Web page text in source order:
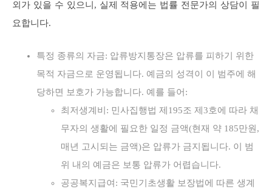
외가 있을 수 있으니, 실제 적용에는 법률 전문가의 상담이 필
요합니다.
특정 종류의 자금: 압류방지통장은 압류를 피하기 위한
목적 자금으로 운영됩니다. 예금의 성격이 이 범주에 해
당하면 보호가 가능합니다. 예를 들어:
최저생계비: 민사집행법 제195조 제3호에 따라 채
무자의 생활에 필요한 일정 금액(현재 약 185만원,
매년 고시되는 금액)은 압류가 금지됩니다. 이 범
위 내의 예금은 보통 압류가 어렵습니다.
공공복지급여: 국민기초생활 보장법에 따른 생계